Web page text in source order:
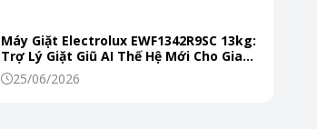
Máy Giặt Electrolux EWF1342R9SC 13kg:
Trợ Lý Giặt Giũ AI Thế Hệ Mới Cho Gia
Đình Hiện Đại
25/06/2026